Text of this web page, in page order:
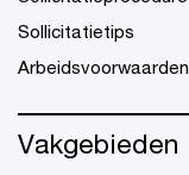
Sollicitatietips
Arbeidsvoorwaarden
Vakgebieden